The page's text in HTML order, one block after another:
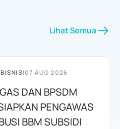
Lihat Semua
|07 AUG 2026
DAN BPSDM
PENGAWAS
BBM SUBSIDI